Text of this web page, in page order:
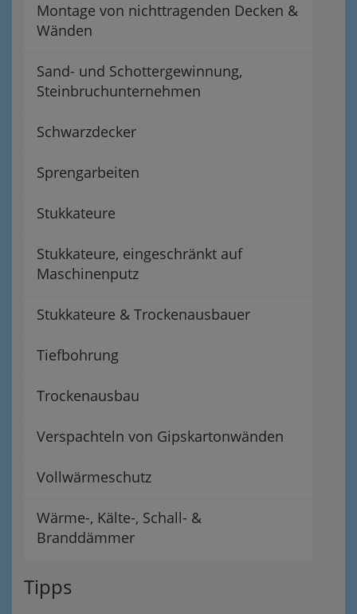
Montage von nichttragenden Decken &
Wänden
Sand- und Schottergewinnung,
Steinbruchunternehmen
Schwarzdecker
Sprengarbeiten
Stukkateure
Stukkateure, eingeschränkt auf
Maschinenputz
Stukkateure & Trockenausbauer
Tiefbohrung
Trockenausbau
Verspachteln von Gipskartonwänden
Vollwärmeschutz
Wärme-, Kälte-, Schall- &
Branddämmer
Tipps